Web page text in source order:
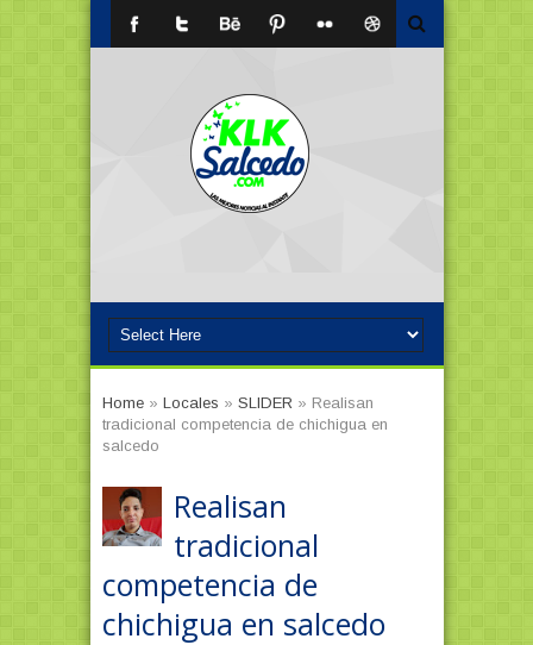
Home» Locales » SLIDER » Realisan
tradicional competencia de chichigua en
salcedo
Realisan
tradicional
competencia de
chichigua en salcedo